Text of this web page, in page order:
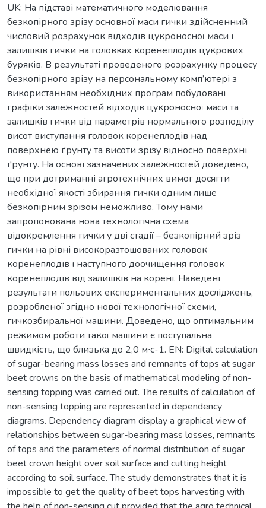
UK: На підставі математичного моделювання
безкопірного зрізу основної маси гички здійсненний
числовий розрахунок відходів цукроносної маси і
залишків гички на головках коренеплодів цукрових
буряків. В результаті проведеного розрахунку процесу
безкопірного зрізу на персональному комп’ютері з
використанням необхідних програм побудовані
графіки залежностей відходів цукроносної маси та
залишків гички від параметрів нормального розподілу
висот виступання головок коренеплодів над
поверхнею ґрунту та висоти зрізу відносно поверхні
ґрунту. На основі зазначених залежностей доведено,
що при дотриманні агротехнічних вимог досягти
необхідної якості збирання гички одним лише
безкопірним зрізом неможливо. Тому нами
запропонована нова технологічна схема
відокремлення гички у дві стадії – безкопірний зріз
гички на рівні високоразтошованих головок
коренеплодів і наступного доочищення головок
коренеплодів від залишків на корені. Наведені
результати польових експериментальних досліджень,
розробленої згідно нової технологічної схеми,
гичкозбиральної машини. Доведено, що оптимальним
режимом роботи такої машини є поступальна
швидкість, що близька до 2,0 м∙с-1. EN: Digital calculation
of sugar-bearing mass losses and remnants of tops at sugar
beet crowns on the basis of mathematical modeling of non-
sensing topping was carried out. The results of calculation of
non-sensing topping are represented in dependency
diagrams. Dependency diagram display a graphical view of
relationships between sugar-bearing mass losses, remnants
of tops and the parameters of normal distribution of sugar
beet crown height over soil surface and cutting height
according to soil surface. The study demonstrates that it is
impossible to get the quality of beet tops harvesting with